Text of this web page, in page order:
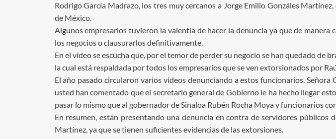
Rodrigo García Madrazo, los tres muy cercanos a Jorge Emilio Gonzáles
de México.
Algunos empresarios tuvieron la valentía de hacer la denuncia ya que de
los negocios o clausurarlos definitivamente.
En el vídeo se escucha que, por el temor de perder su negocio se han quedado de
la cual está respaldada por todos los empresarios que se ven extorsionados por
El año pasado circularon varios videos denunciando a estos funcionarios.
usted han comentado que el secretario general de Gobierno le ha hecho llegar
pasar lo mismo que al gobernador de Sinaloa Rubén Rocha Moya y funcionarios
En resumen, están presentando una denuncia en contra de servidores
Martínez, ya que se tienen suficientes evidencias de las extorsiones.